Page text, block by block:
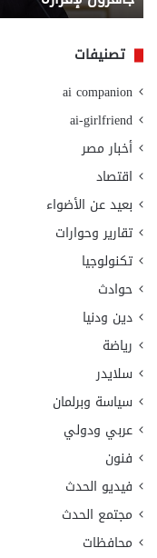
تصنيفات
ai companion
ai-girlfriend
أخبار مصر
اقتصاد
بعيد عن الأضواء
تقارير وحوارات
تكنولوجيا
حوادث
دين ودنيا
رياضة
سلايدر
سياسة وبرلمان
عربي ودولي
فنون
فيديو الحدث
مجتمع الحدث
محافظات